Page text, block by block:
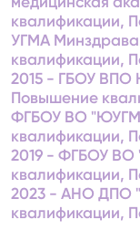
квалификации,
УГМА
квалификации,
2015 - ГБОУ ВПО
Повышение
ФГБОУ ВО
квалификации,
2019 - ФГБОУ
квалификации,
2023 - АНО ДПО
квалификации,